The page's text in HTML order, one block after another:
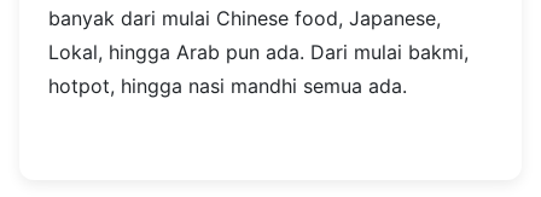
banyak dari mulai Chinese food, Japanese,
Lokal, hingga Arab pun ada. Dari mulai bakmi,
hotpot, hingga nasi mandhi semua ada.